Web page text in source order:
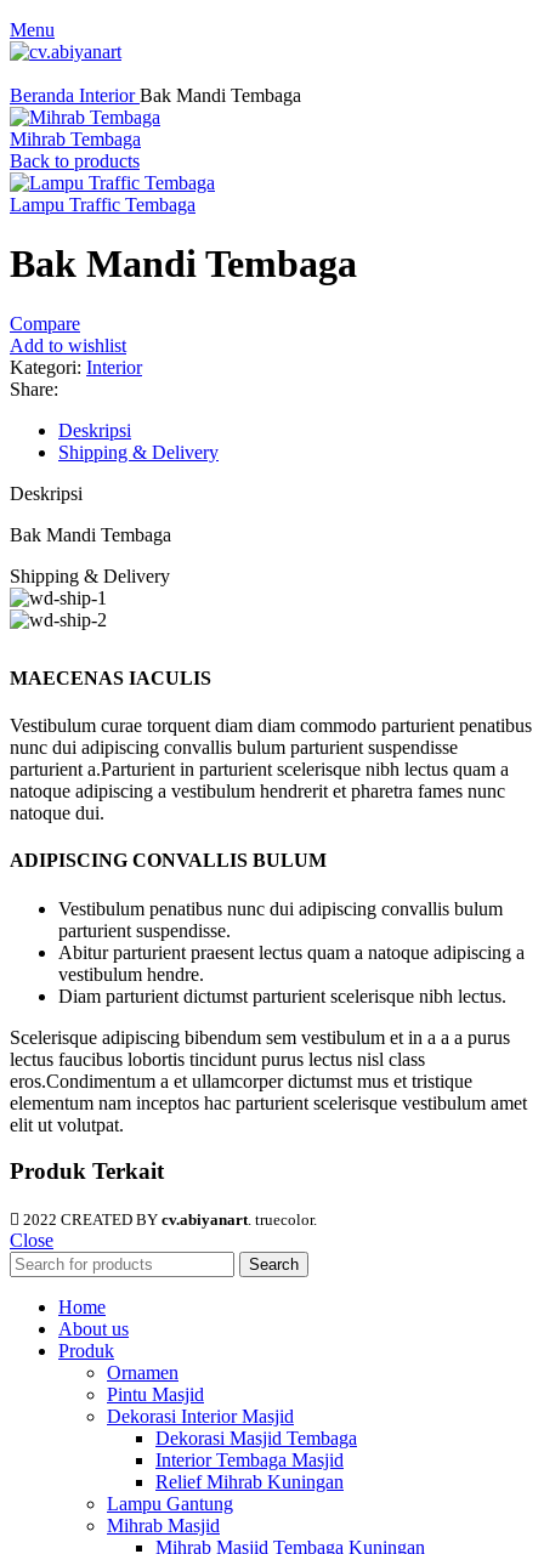
Menu
Beranda InteriorBak Mandi Tembaga
Mihrab Tembaga
Back to products
Lampu Traffic Tembaga
Bak Mandi Tembaga
Compare
Add to wishlist
Kategori: Interior
Share:
Deskripsi
Shipping & Delivery
Deskripsi
Bak Mandi Tembaga
Shipping & Delivery
MAECENAS IACULIS
Vestibulum curae torquent diam diam commodo parturient penatibus
nunc dui adipiscing convallis bulum parturient suspendisse
parturient a.Parturient in parturient scelerisque nibh lectus quam a
natoque adipiscing a vestibulum hendrerit et pharetra fames nunc
natoque dui.
ADIPISCING CONVALLIS BULUM
Vestibulum penatibus nunc dui adipiscing convallis bulum
parturient suspendisse.
Abitur parturient praesent lectus quam a natoque adipiscing a
vestibulum hendre.
Diam parturient dictumst parturient scelerisque nibh lectus.
Scelerisque adipiscing bibendum sem vestibulum et in a a a purus
lectus faucibus lobortis tincidunt purus lectus nisl class
eros.Condimentum a et ullamcorper dictumst mus et tristique
elementum nam inceptos hac parturient scelerisque vestibulum amet
elit ut volutpat.
Produk Terkait
2022 CREATED BY cv.abiyanart. truecolor.
Close
Search
Home
About us
Produk
Ornamen
Pintu Masjid
Dekorasi Interior Masjid
Dekorasi Masjid Tembaga
Interior Tembaga Masjid
Relief Mihrab Kuningan
Lampu Gantung
Mihrab Masjid
Mihrab Masjid Tembaga Kuningan